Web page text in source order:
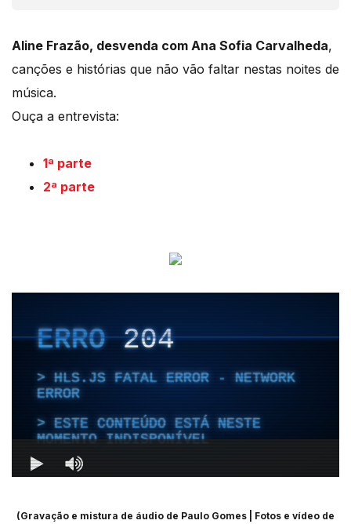
Aline Frazão, desvenda com Ana Sofia Carvalheda,
canções e histórias que não vão faltar nestas noites de
música.
Ouça a entrevista:
1ª parte
2ª parte
(Gravação e mistura de áudio de Paulo Gomes | Fotos e vídeo de